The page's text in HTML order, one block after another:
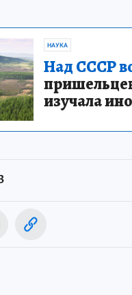
НАУКА
Над СССР
изучала